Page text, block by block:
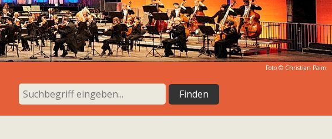
Foto © Christian Palm